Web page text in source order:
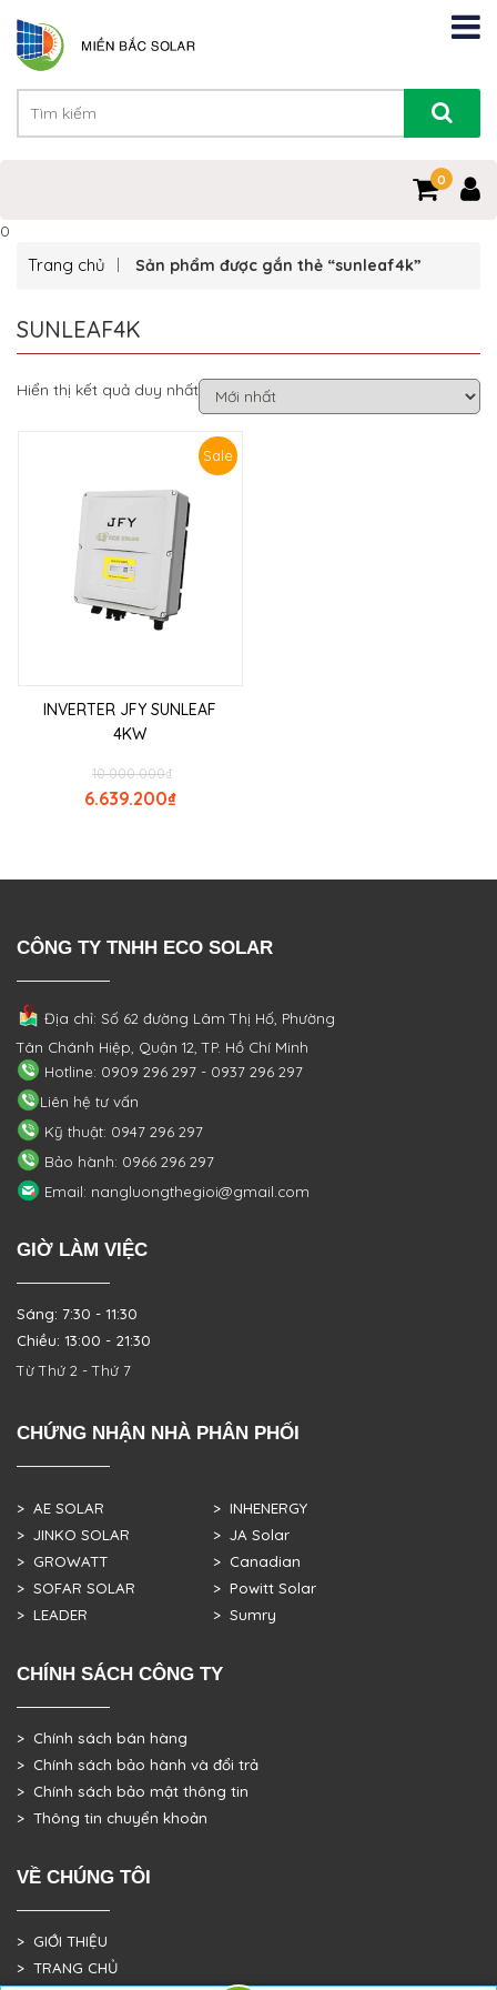
0
0
Trang chủ Sản phẩm được gắn thẻ “sunleaf4k”
SUNLEAF4K
Hiển thị kết quả duy nhất
Sale
INVERTER JFY SUNLEAF
4KW
₫
10.000.000
₫
6.639.200
CÔNG TY TNHH ECO SOLAR
Địa chỉ: Số 62 đường Lâm Thị Hố, Phường
Tân Chánh Hiệp, Quận 12, TP. Hồ Chí Minh
Hotline: 0909 296 297 - 0937 296 297
Liên hệ tư vấn
Kỹ thuật: 0947 296 297
Bảo hành: 0966 296 297
Email: nangluongthegioi@gmail.com
GIỜ LÀM VIỆC
Sáng: 7:30 - 11:30
Chiều: 13:00 - 21:30
Từ Thứ 2 - Thứ 7
CHỨNG NHẬN NHÀ PHÂN PHỐI
> AE SOLAR
> JINKO SOLAR
> GROWATT
> SOFAR SOLAR
> LEADER
> INHENERGY
> JA Solar
> Canadian
> Powitt Solar
> Sumry
CHÍNH SÁCH CÔNG TY
> Chính sách bán hàng
> Chính sách bảo hành và đổi trả
> Chính sách bảo mật thông tin
> Thông tin chuyển khoản
VỀ CHÚNG TÔI
> GIỚI THIỆU
> TRANG CHỦ